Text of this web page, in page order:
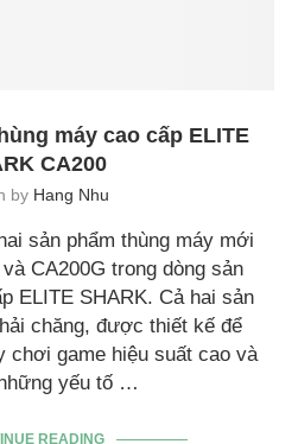
máy cao cấp ELITE
CA200
by Hang Nhu
sản phẩm thùng máy mới
CA200G trong dòng sản
ELITE SHARK. Cả hai sản
chăng, được thiết kế để
chơi game hiệu suất cao và
yếu tố …
READING